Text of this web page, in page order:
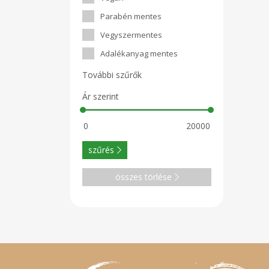
Parabén mentes
Vegyszermentes
Adalékanyag mentes
További szűrők
Ár szerint
szűrés
összes törlése